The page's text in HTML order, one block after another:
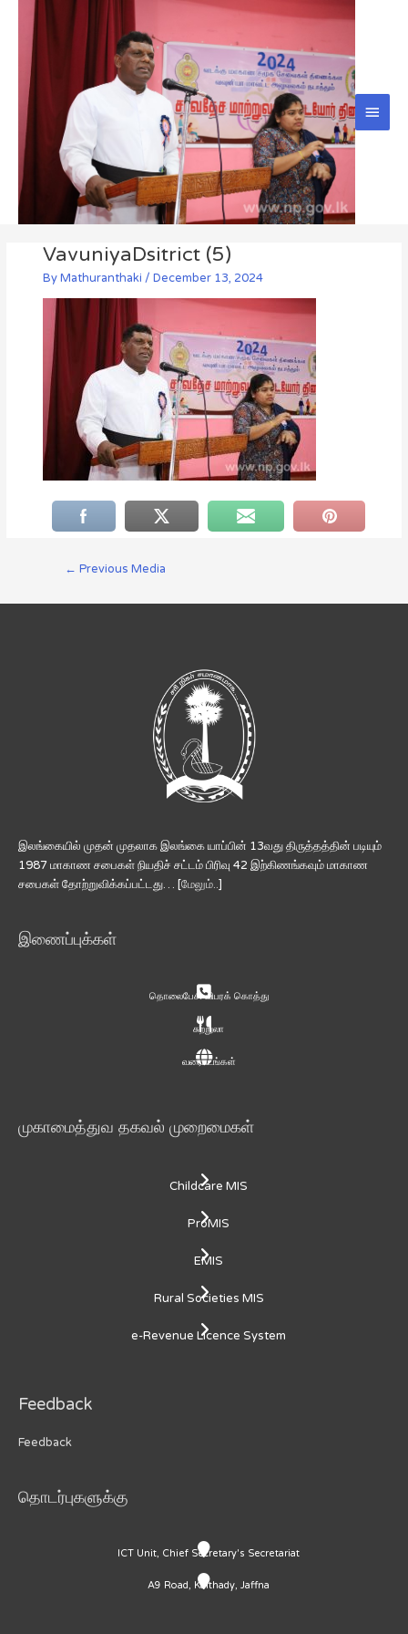
content
VavuniyaDsitrict (5)
ByMathuranthaki / December 13, 2024
navigation
← Previous Media
இலங்கையில் முதன் முதலாக இலங்கை யாப்பின் 13வது திருத்தத்தின் படியும்
1987 மாகாண சபைகள் நியதிச் சட்டம் பிரிவு 42 இற்கிணங்கவும் மாகாண
சபைகள் தோற்றுவிக்கப்பட்டது… [மேலும்..]
இணைப்புக்கள்
தொலைபேசி விபரக் கொத்து
சுற்றுலா
வரைபடங்கள்
முகாமைத்துவ தகவல் முறைமைகள்
Childcare MIS
ProMIS
EMIS
Rural Societies MIS
e-Revenue Licence System
Feedback
Feedback
தொடர்புகளுக்கு
ICT Unit, Chief Secretary's Secretariat
A9 Road, Kaithady, Jaffna